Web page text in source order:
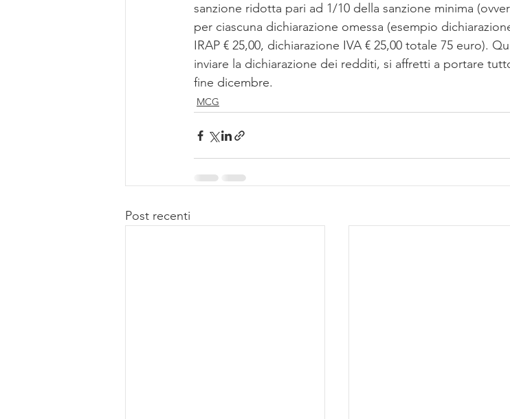
sanzione ridotta pari ad 1/10 della sanzione minima
per ciascuna dichiarazione omessa (esempio
IRAP € 25,00, dichiarazione IVA € 25,00 totale 75 euro).
inviare la dichiarazione dei redditi, si affretti a portare
fine dicembre.
MCG
Post recenti